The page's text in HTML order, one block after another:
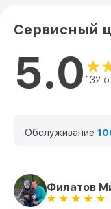
Замена корпуса
Замена
55PUS6412 Philips
Сервисный
5.0 132
Обслуживание
Филатов